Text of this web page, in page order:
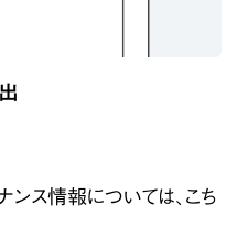
ンス情報については、こち